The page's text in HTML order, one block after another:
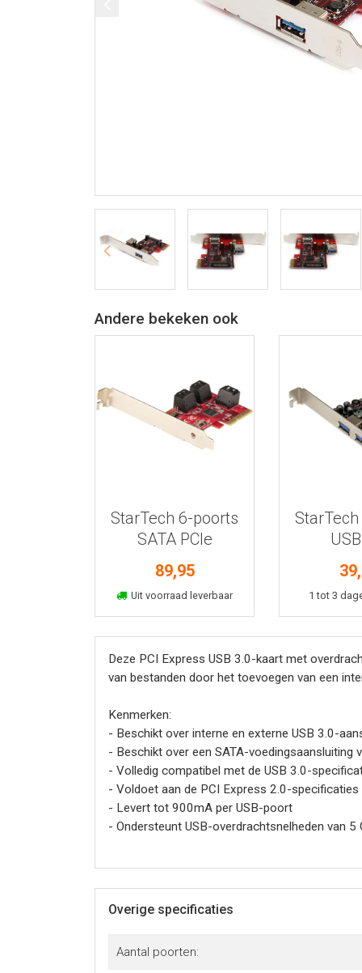
Andere bekeken ook
Bekijk meer informatie
StarTech 6-poorts
SATA PCIe
89,95
Uit voorraad leverbaar
In winkelmand
Bekijk
1 tot 3
In
Deze PCI Express USB 3.0-kaart met
van bestanden door het toevoegen van een
Kenmerken:
- Beschikt over interne en externe USB 3.0-
- Beschikt over een SATA-
- Volledig compatibel met de USB 3.0-
- Voldoet aan de PCI Express 2.0-specificaties
- Levert tot 900mA per USB-poort
- Ondersteunt USB-overdrachtsnelheden van
- Ondersteunt PCI-bus energiebeheer versie 1.2
- Volledige ondersteuning voor de volgende
Specificaties:
Overige specificaties
Aantal poorten: